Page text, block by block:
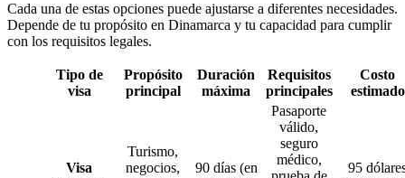
Cada una de estas opciones puede ajustarse a diferentes necesidades.
Depende de tu propósito en Dinamarca y tu capacidad para cumplir
con los requisitos legales.
Tipo de
visa
Propósito
principal
Duración
máxima
Requisitos
principales
Costo
estimado
Visa
Turismo,
negocios,
90 días (en
Pasaporte
válido,
seguro
médico,
95